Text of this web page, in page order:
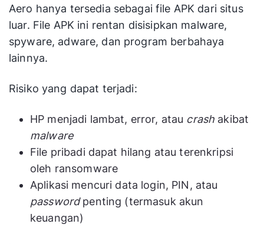
Aero hanya tersedia sebagai file APK dari situs
luar. File APK ini rentan disisipkan malware,
spyware, adware, dan program berbahaya
lainnya.
Risiko yang dapat terjadi:
HP menjadi lambat, error, atau crash akibat
malware
File pribadi dapat hilang atau terenkripsi
oleh ransomware
Aplikasi mencuri data login, PIN, atau
passwordpenting (termasuk akun
keuangan)